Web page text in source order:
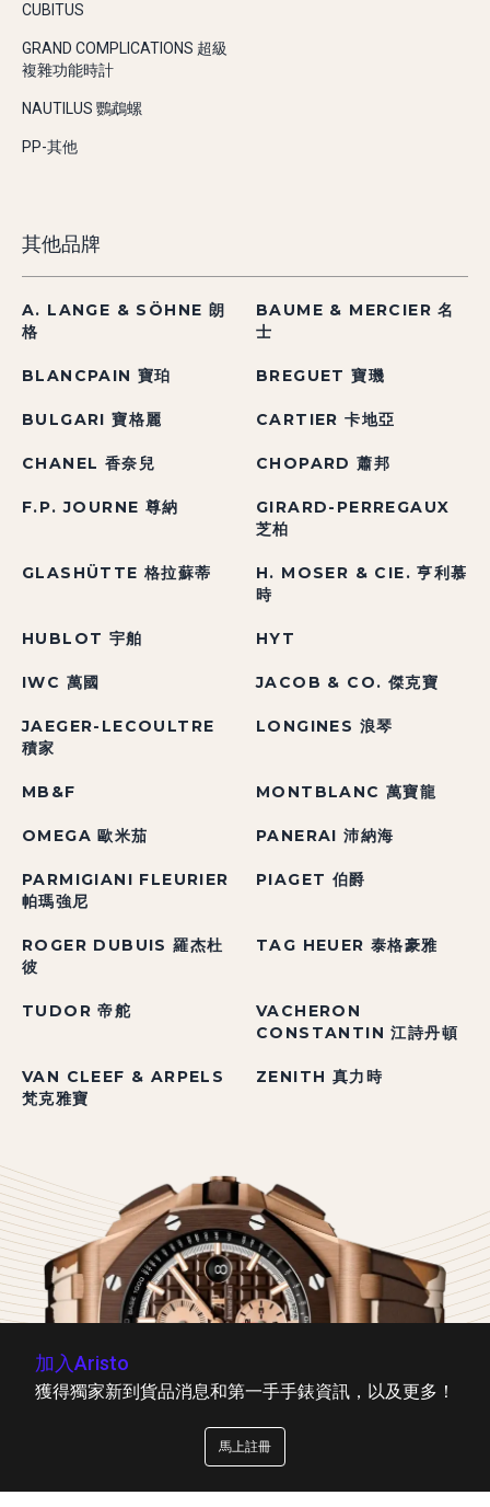
CUBITUS
GRAND COMPLICATIONS 超級
複雜功能時計
NAUTILUS 鸚鵡螺
PP-其他
其他品牌
A. LANGE & SÖHNE 朗
格
BAUME & MERCIER 名
士
BLANCPAIN 寶珀 BREGUET 寶璣
BULGARI 寶格麗 CARTIER 卡地亞
CHANEL 香奈兒 CHOPARD 蕭邦
F.P. JOURNE 尊納
GIRARD-PERREGAUX
芝柏
GLASHÜTTE 格拉蘇蒂
H. MOSER & CIE. 亨利慕
時
HUBLOT 宇舶 HYT
IWC 萬國 JACOB & CO. 傑克寶
JAEGER-LECOULTRE
積家
LONGINES 浪琴
MB&F MONTBLANC 萬寶龍
OMEGA 歐米茄 PANERAI 沛納海
PARMIGIANI FLEURIER
帕瑪強尼
PIAGET 伯爵
ROGER DUBUIS 羅杰杜
彼
TAG HEUER 泰格豪雅
TUDOR 帝舵
VACHERON
CONSTANTIN 江詩丹頓
VAN CLEEF & ARPELS
梵克雅寶
ZENITH 真力時
加入Aristo
獲得獨家新到貨品消息和第一手手錶資訊，以及更多！
馬上註冊